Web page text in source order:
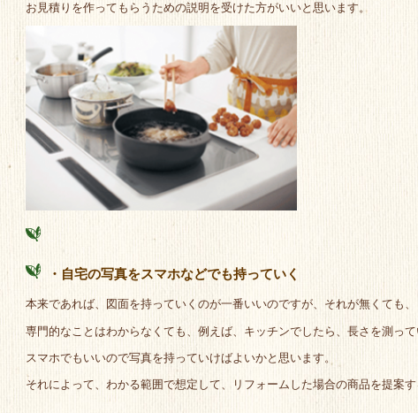
お見積りを作ってもらうための説明を受けた方がいいと思います。
・自宅の写真をスマホなどでも持っていく
本来であれば、図面を持っていくのが一番いいのですが、それが無くても、
専門的なことはわからなくても、例えば、キッチンでしたら、長さを測っ
スマホでもいいので写真を持っていけばよいかと思います。
それによって、わかる範囲で想定して、リフォームした場合の商品を提案